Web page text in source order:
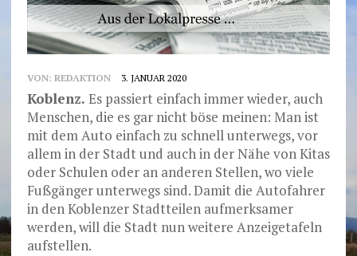
VON: REDAKTION 3. JANUAR 2020
Koblenz. Es passiert einfach immer wieder, auch
Menschen, die es gar nicht böse meinen: Man ist
mit dem Auto einfach zu schnell unterwegs, vor
allem in der Stadt und auch in der Nähe von Kitas
oder Schulen oder an anderen Stellen, wo viele
Fußgänger unterwegs sind. Damit die Autofahrer
in den Koblenzer Stadtteilen aufmerksamer
werden, will die Stadt nun weitere Anzeigetafeln
aufstellen.